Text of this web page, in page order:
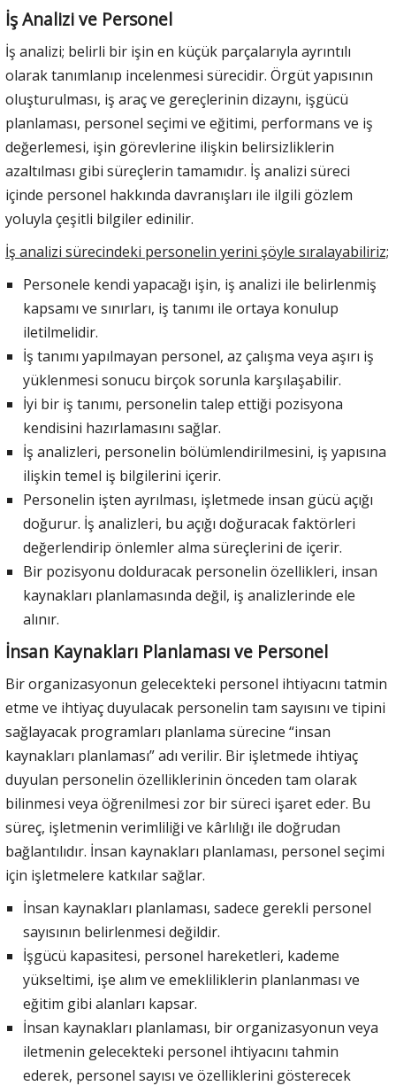
İş Analizi ve Personel
İş analizi; belirli bir işin en küçük parçalarıyla ayrıntılı
olarak tanımlanıp incelenmesi sürecidir. Örgüt yapısının
oluşturulması, iş araç ve gereçlerinin dizaynı, işgücü
planlaması, personel seçimi ve eğitimi, performans ve iş
değerlemesi, işin görevlerine ilişkin belirsizliklerin
azaltılması gibi süreçlerin tamamıdır. İş analizi süreci
içinde personel hakkında davranışları ile ilgili gözlem
yoluyla çeşitli bilgiler edinilir.
İş analizi sürecindeki personelin yerini şöyle sıralayabiliriz;
Personele kendi yapacağı işin, iş analizi ile belirlenmiş
kapsamı ve sınırları, iş tanımı ile ortaya konulup
iletilmelidir.
İş tanımı yapılmayan personel, az çalışma veya aşırı iş
yüklenmesi sonucu birçok sorunla karşılaşabilir.
İyi bir iş tanımı, personelin talep ettiği pozisyona
kendisini hazırlamasını sağlar.
İş analizleri, personelin bölümlendirilmesini, iş yapısına
ilişkin temel iş bilgilerini içerir.
Personelin işten ayrılması, işletmede insan gücü açığı
doğurur. İş analizleri, bu açığı doğuracak faktörleri
değerlendirip önlemler alma süreçlerini de içerir.
Bir pozisyonu dolduracak personelin özellikleri, insan
kaynakları planlamasında değil, iş analizlerinde ele
alınır.
İnsan Kaynakları Planlaması ve Personel
Bir organizasyonun gelecekteki personel ihtiyacını tatmin
etme ve ihtiyaç duyulacak personelin tam sayısını ve tipini
sağlayacak programları planlama sürecine “insan
kaynakları planlaması” adı verilir. Bir işletmede ihtiyaç
duyulan personelin özelliklerinin önceden tam olarak
bilinmesi veya öğrenilmesi zor bir süreci işaret eder. Bu
süreç, işletmenin verimliliği ve kârlılığı ile doğrudan
bağlantılıdır. İnsan kaynakları planlaması, personel seçimi
için işletmelere katkılar sağlar.
İnsan kaynakları planlaması, sadece gerekli personel
sayısının belirlenmesi değildir.
İşgücü kapasitesi, personel hareketleri, kademe
yükseltimi, işe alım ve emekliliklerin planlanması ve
eğitim gibi alanları kapsar.
İnsan kaynakları planlaması, bir organizasyonun veya
iletmenin gelecekteki personel ihtiyacını tahmin
ederek, personel sayısı ve özelliklerini gösterecek